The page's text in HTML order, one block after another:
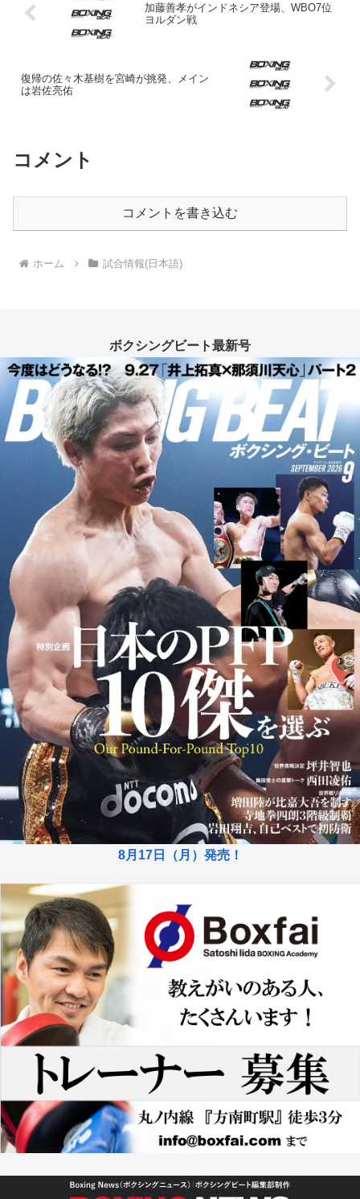
加藤善孝がインドネシア登場、WBO7位
ヨルダン戦
復帰の佐々木基樹を宮崎が挑発、メイン
は岩佐亮佑
コメント
コメントを書き込む
ホーム 試合情報(日本語)
ボクシングビート最新号
8月17日（月）発売！